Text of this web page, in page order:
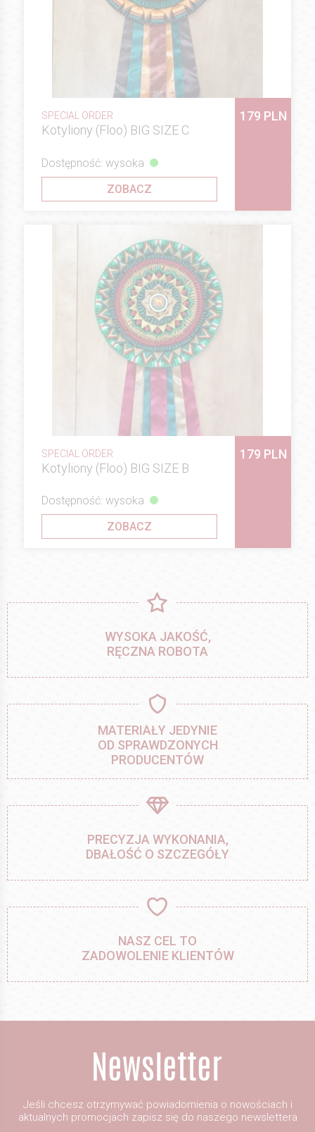
SPECIAL ORDER
Kotyliony (Floo) BIG SIZE C
179 PLN
Dostępność: wysoka
ZOBACZ
SPECIAL ORDER
Kotyliony (Floo) BIG SIZE B
179 PLN
Dostępność: wysoka
ZOBACZ
WYSOKA JAKOŚĆ,
RĘCZNA ROBOTA
MATERIAŁY JEDYNIE
OD SPRAWDZONYCH
PRODUCENTÓW
PRECYZJA WYKONANIA,
DBAŁOŚĆ O SZCZEGÓŁY
NASZ CEL TO
ZADOWOLENIE KLIENTÓW
Jeśli chcesz otrzymywać powiadomienia o nowościach i
aktualnych promocjach zapisz się do naszego newslettera